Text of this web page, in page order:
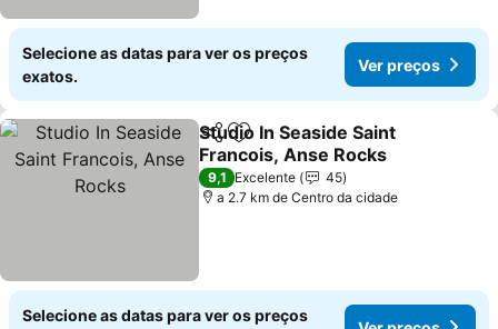
Selecione as datas para ver os preços
exatos.
Ver preços
PartilharAdicionar aos favoritos
Studio In Seaside Saint
Francois, Anse Rocks
9,1 Excelente
45
a 2.7 km de Centro da cidade
Selecione as datas para ver os preços